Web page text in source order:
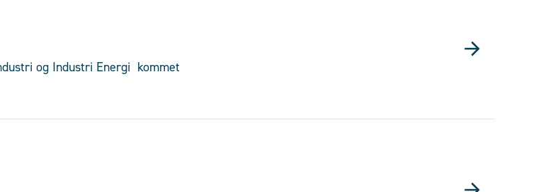
og Industri Energi kommet